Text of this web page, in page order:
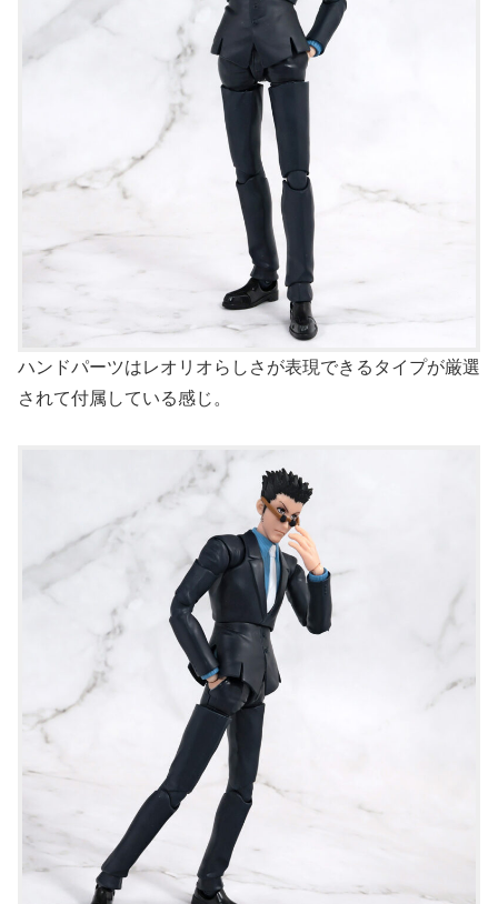
ハンドパーツはレオリオらしさが表現できるタイプが厳選
されて付属している感じ。